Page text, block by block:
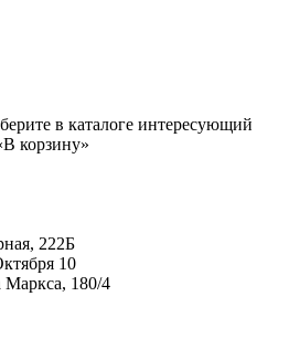
в каталоге интересующий
корзину»
222Б
10
Маркса, 180/4